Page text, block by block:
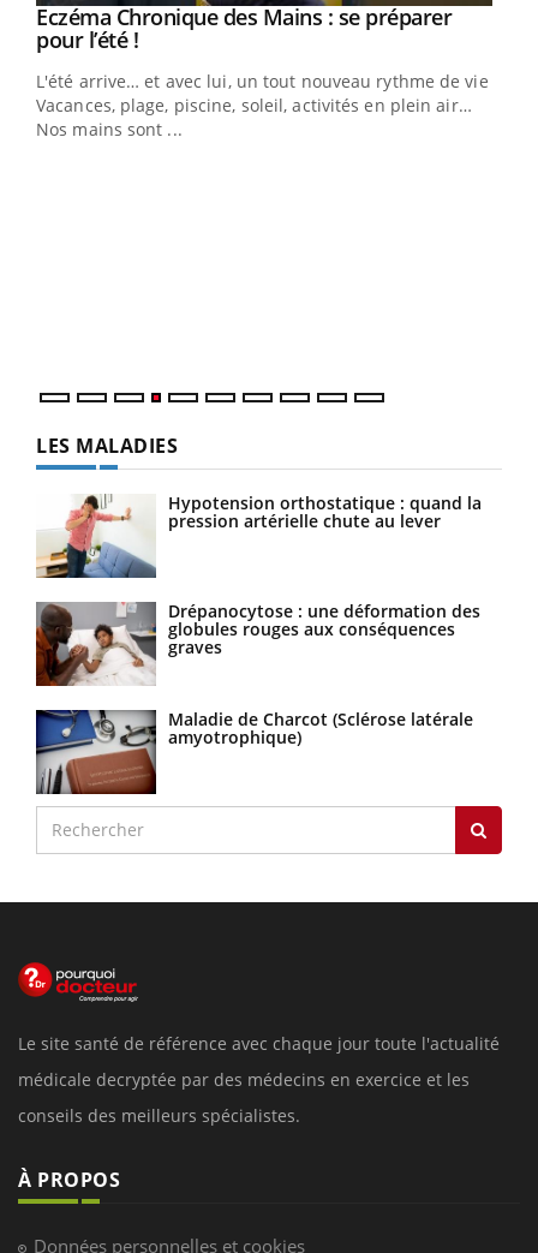
Youtube
Eczéma Chronique des Mains : se préparer
pour l’été !Youtube
L'été arrive… et avec lui, un tout nouveau rythme de vie !
Vacances, plage, piscine, soleil, activités en plein air…
Nos mains sont ...
LES MALADIES
Hypotension orthostatique : quand la
pression artérielle chute au lever
Drépanocytose : une déformation des
globules rouges aux conséquences
graves
Maladie de Charcot (Sclérose latérale
amyotrophique)
Le site santé de référence avec chaque jour toute l'actualité
médicale decryptée par des médecins en exercice et les
conseils des meilleurs spécialistes.
À PROPOS
Données personnelles et cookies